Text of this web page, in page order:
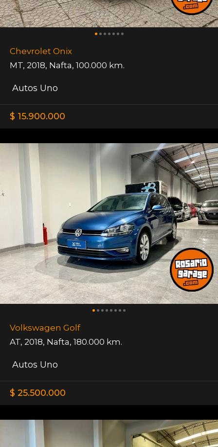
Chevrolet Onix
MT, 2018, Nafta, 100.000 km.
Autos Uno
$ 15.900.000
Volkswagen Golf
AT, 2018, Nafta, 180.000 km.
Autos Uno
$ 25.500.000